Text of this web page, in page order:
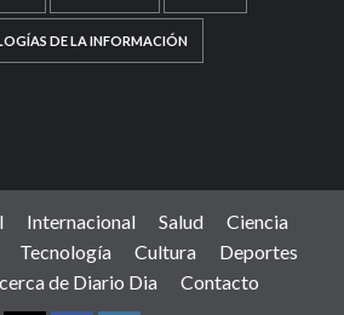
DE LA INFORMACIÓN
Internacional Salud
Ciencia
Tecnología Cultura
Deportes
de Diario Dia Contacto